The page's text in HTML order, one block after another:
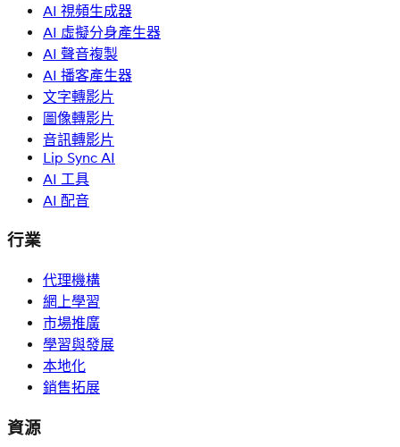
AI 視頻生成器
AI 虛擬分身產生器
AI 聲音複製
AI 播客產生器
文字轉影片
圖像轉影片
音訊轉影片
Lip Sync AI
AI 工具
AI 配音
行業
代理機構
網上學習
市場推廣
學習與發展
本地化
銷售拓展
資源